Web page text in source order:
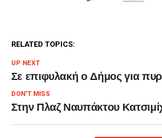
RELATED TOPICS:
UP NEXT
Σε επιφυλακή ο Δήμος για
DON'T MISS
Στην Πλαζ Ναυπάκτου